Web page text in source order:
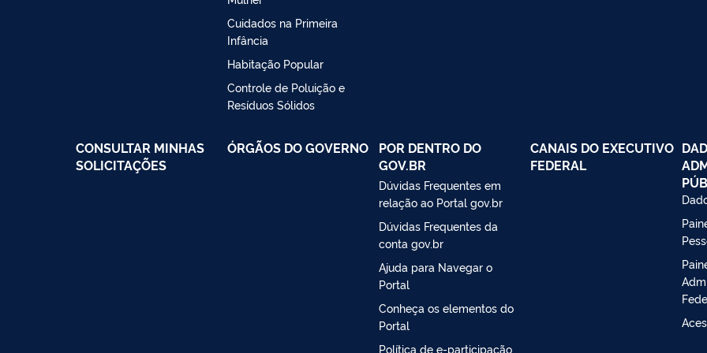
Cuidados na Primeira
Infância
Habitação Popular
Controle de Poluição e
Resíduos Sólidos
CONSULTAR MINHAS
SOLICITAÇÕES
ÓRGÃOS DO GOVERNO
POR DENTRO DO
GOV.BR
Dúvidas Frequentes em
relação ao Portal gov.br
Dúvidas Frequentes da
conta gov.br
Ajuda para Navegar o
Portal
Conheça os elementos do
Portal
Política de e-participação
CANAIS DO EXECUTIVO
FEDERAL